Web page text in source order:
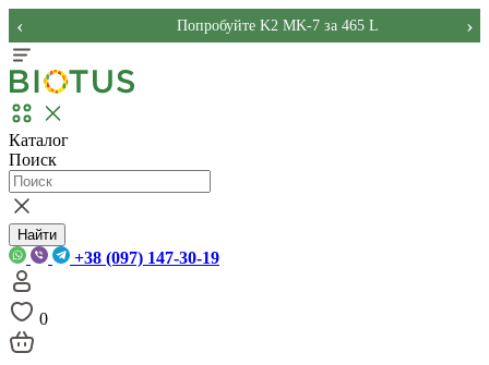
Попробуйте K2 MK-7 за 465 L
‹ ›
Каталог
Поиск
Найти
+38 (097) 147-30-19
0